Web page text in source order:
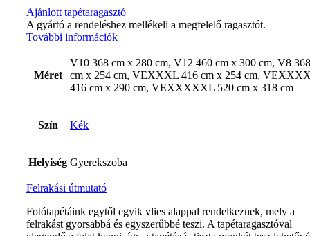
Ajánlott tapétaragasztó
A gyártó a rendeléshez mellékeli a megfelelő ragasztót.
További információk
Méret
V10 368 cm x 280 cm, V12 460 cm x 300 cm, V8 368
cm x 254 cm, VEXXXL 416 cm x 254 cm,
416 cm x 290 cm, VEXXXXXL 520 cm x 318 cm
Szín Kék
Helyiség Gyerekszoba
Felrakási útmutató
Fotótapétáink egytől egyik vlies alappal rendelkeznek, mely a
felrakást gyorsabbá és egyszerűbbé teszi. A tapétaragasztóval